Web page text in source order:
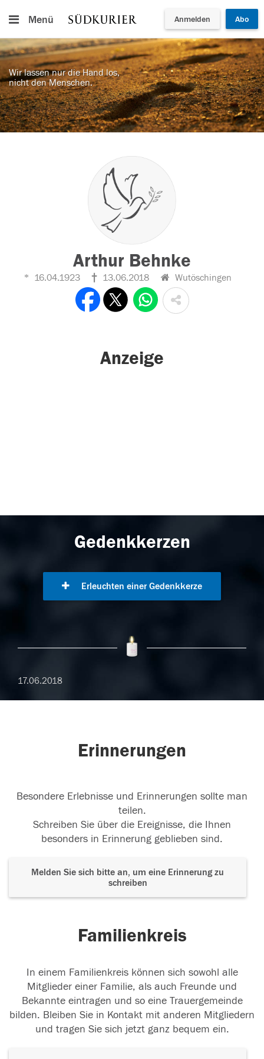
Menü Anmelden Abo
Wir lassen nur die Hand los,
nicht den Menschen.
Arthur Behnke
16.04.1923 13.06.2018 Wutöschingen
Anzeige
Gedenkkerzen
Erleuchten einer Gedenkkerze
17.06.2018
Erinnerungen
Besondere Erlebnisse und Erinnerungen sollte man
teilen.
Schreiben Sie über die Ereignisse, die Ihnen
besonders in Erinnerung geblieben sind.
Melden Sie sich bitte an, um eine Erinnerung zu
schreiben
Familienkreis
In einem Familienkreis können sich sowohl alle
Mitglieder einer Familie, als auch Freunde und
Bekannte eintragen und so eine Trauergemeinde
bilden. Bleiben Sie in Kontakt mit anderen Mitgliedern
und tragen Sie sich jetzt ganz bequem ein.